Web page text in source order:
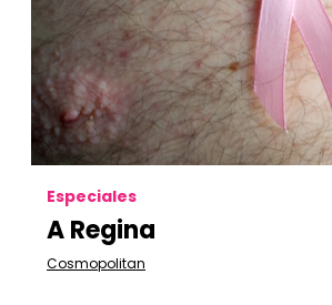
Especiales
A Regina
Cosmopolitan